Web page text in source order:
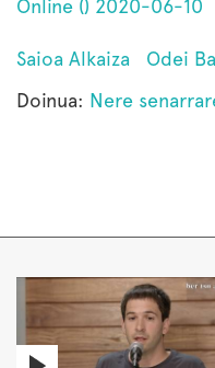
Online () 2020-06-10
Saioa Alkaiza
Odei
Doinua: Nere